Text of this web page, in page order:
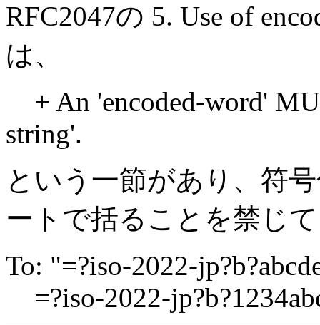
RFC2047の 5. Use of
は、
+ An 'encoded-word'
string'.
という一節があり、符
ートで括ることを禁じ
To: "=?iso-2022-
=?iso-2022-